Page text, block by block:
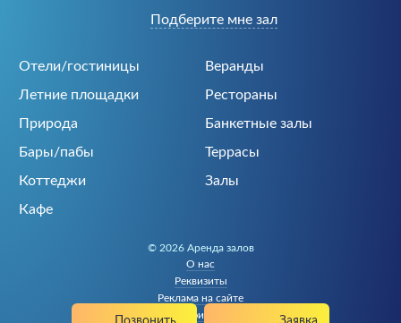
© 2026 Аренда залов
О нас
Реквизиты
Реклама на сайте
Политика конфиденциальности
Отели/гостиницы
Веранды
Летние площадки
Рестораны
Природа
Банкетные залы
Бары/пабы
Террасы
Коттеджи
Залы
Кафе
Подберите мне зал